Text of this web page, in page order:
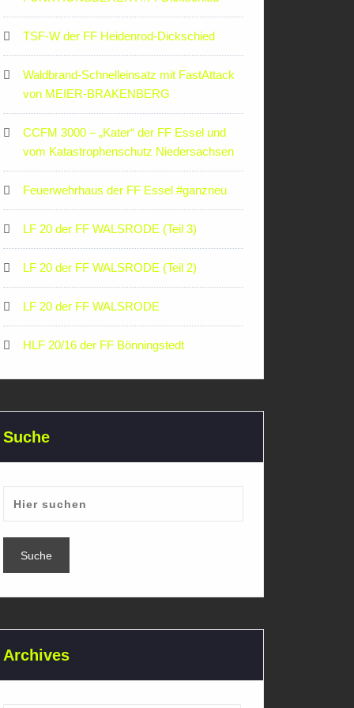
TSF-W der FF Heidenrod-Dickschied
Waldbrand-Schnelleinsatz mit FastAttack
von MEIER-BRAKENBERG
CCFM 3000 – „Kater“ der FF Essel und
vom Katastrophenschutz Niedersachsen
Feuerwehrhaus der FF Essel #ganzneu
LF 20 der FF WALSRODE (Teil 3)
LF 20 der FF WALSRODE (Teil 2)
LF 20 der FF WALSRODE
HLF 20/16 der FF Bönningstedt
Suche
Archives